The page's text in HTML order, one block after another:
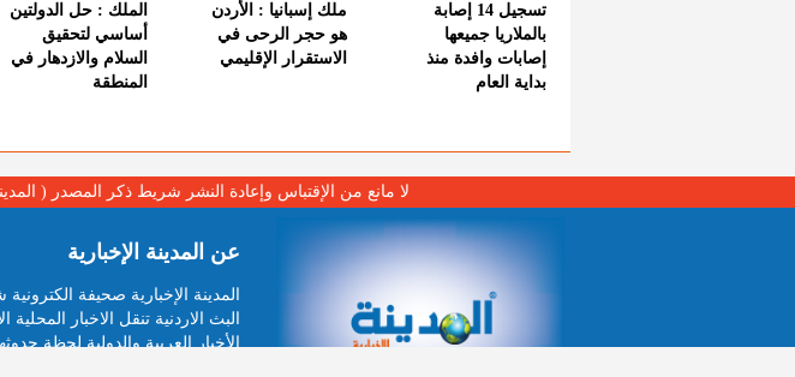
تسجيل 14 إصابة
بالملاريا جميعها
إصابات وافدة منذ
بداية العام
ملك إسبانيا : الأردن
هو حجر الرحى في
الاستقرار الإقليمي
الملك : حل الدولتين
أساسي لتحقيق
السلام والازدهار في
المنطقة
لا مانع من الإقتباس وإعادة النشر شريط ذكر المصدر (
عن المدينة الإخبارية
المدينة الإخبارية صحيفة
البث الاردنية تنقل الاخبار
الأخبار العربية والدولية لحظة